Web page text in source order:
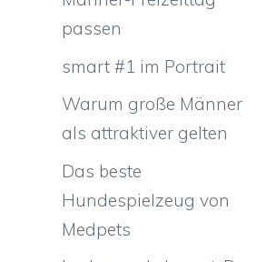
passen
smart #1 im Portrait
Warum große Männer
als attraktiver gelten
Das beste
Hundespielzeug von
Medpets